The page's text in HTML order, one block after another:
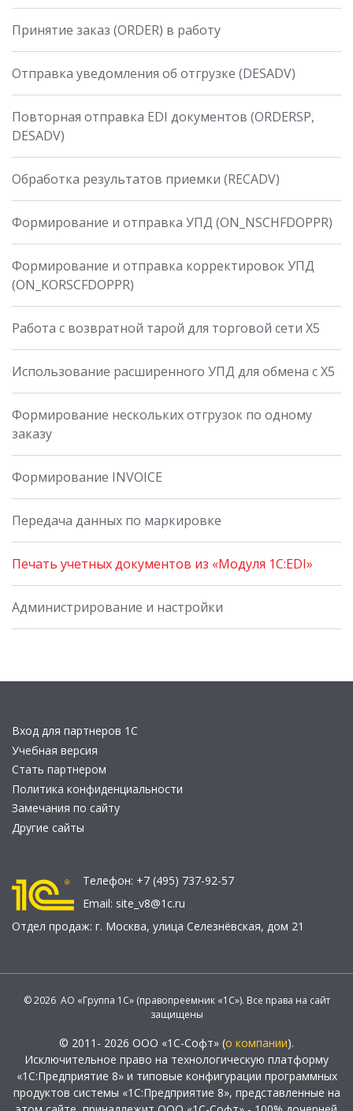
Принятие заказ (ORDER) в работу
Отправка уведомления об отгрузке (DESADV)
Повторная отправка EDI документов (ORDERSP,
DESADV)
Обработка результатов приемки (RECADV)
Формирование и отправка УПД (ON_NSCHFDOPPR)
Формирование и отправка корректировок УПД
(ON_KORSCFDOPPR)
Работа с возвратной тарой для торговой сети X5
Использование расширенного УПД для обмена с X5
Формирование нескольких отгрузок по одному
заказу
Формирование INVOICE
Передача данных по маркировке
Печать учетных документов из «Модуля 1С:EDI»
Администрирование и настройки
Вход для партнеров 1С
Учебная версия
Стать партнером
Политика конфиденциальности
Замечания по сайту
Другие сайты
Телефон: +7 (495) 737-92-57
Email: site_v8@1c.ru
Отдел продаж: г. Москва, улица Селезнёвская, дом 21
© 2026 АО «Группа 1С» (правопреемник «1С»). Все права на сайт
защищены
© 2011- 2026 ООО «1С-Софт» (о компании).
Исключительное право на технологическую платформу
«1С:Предприятие 8» и типовые конфигурации программных
продуктов системы «1С:Предприятие 8», представленные на